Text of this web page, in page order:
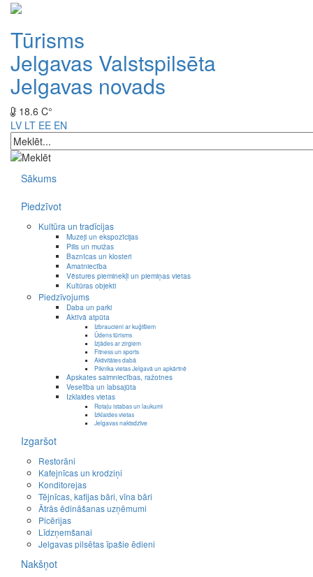
Tūrisms
Jelgavas Valstspilsēta
Jelgavas novads
18.6 C°
LV LT EE EN
Sākums
Piedzīvot
Kultūra un tradīcijas
Muzeji un ekspozīcijas
Pilis un muižas
Baznīcas un klosteri
Amatniecība
Vēstures pieminekļi un piemiņas vietas
Kultūras objekti
Piedzīvojums
Daba un parki
Aktīvā atpūta
Izbraucieni ar kuģīšiem
Ūdens tūrisms
Izjādes ar zirgiem
Fitness un sports
Aktivitātes dabā
Piknika vietas Jelgavā un apkārtnē
Apskates saimniecības, ražotnes
Veselība un labsajūta
Izklaides vietas
Rotaļu istabas un laukumi
Izklaides vietas
Jelgavas naktsdzīve
Izgaršot
Restorāni
Kafejnīcas un krodziņi
Konditorejas
Tējnīcas, kafijas bāri, vīna bāri
Ātrās ēdināšanas uzņēmumi
Picērijas
Līdzņemšanai
Jelgavas pilsētas īpašie ēdieni
Nakšņot